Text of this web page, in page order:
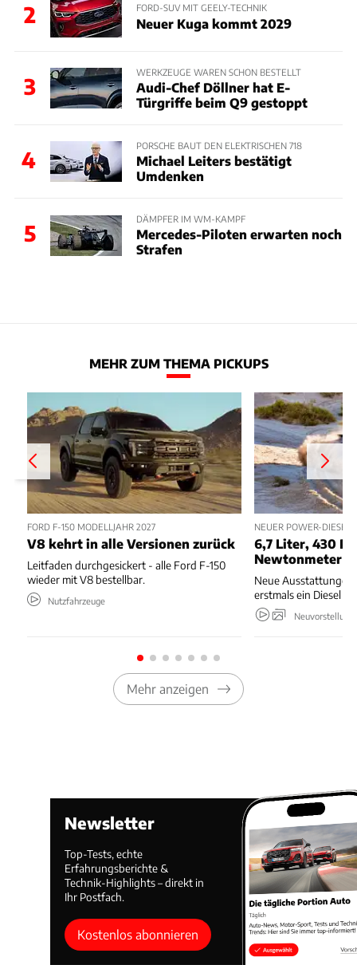
2 FORD-SUV MIT GEELY-TECHNIK
Neuer Kuga kommt 2029
3
WERKZEUGE WAREN SCHON BESTELLT
Audi-Chef Döllner hat E-
Türgriffe beim Q9 gestoppt
4
PORSCHE BAUT DEN ELEKTRISCHEN 718
Michael Leiters bestätigt
Umdenken
5
DÄMPFER IM WM-KAMPF
Mercedes-Piloten erwarten noch
Strafen
MEHR ZUM THEMA PICKUPS
FORD F-150 MODELLJAHR 2027
V8 kehrt in alle Versionen zurück
Leitfaden durchgesickert - alle Ford F-150
wieder mit V8 bestellbar.
Nutzfahrzeuge
NEUER POWER-DIESEL
6,7 Liter, 430
Newtonmeter
Neue
erstmals ein Diesel
Mehr anzeigen
Newsletter
Top-Tests, echte
Erfahrungsberichte &
Technik-Highlights – direkt in
Ihr Postfach.
Kostenlos abonnieren